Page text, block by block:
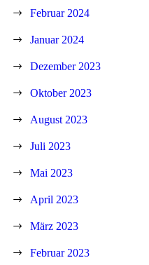
Februar 2024
Januar 2024
Dezember 2023
Oktober 2023
August 2023
Juli 2023
Mai 2023
April 2023
März 2023
Februar 2023